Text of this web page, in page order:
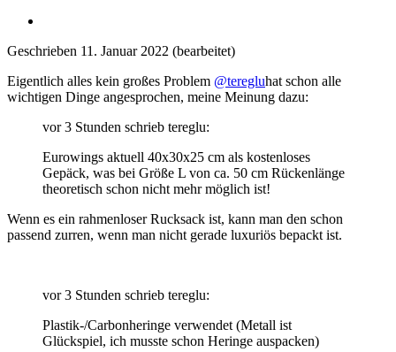
Geschrieben 11. Januar 2022 (bearbeitet)
Eigentlich alles kein großes Problem @teregluhat schon alle
wichtigen Dinge angesprochen, meine Meinung dazu:
vor 3 Stunden schrieb tereglu:
Eurowings aktuell 40x30x25 cm als kostenloses
Gepäck, was bei Größe L von ca. 50 cm Rückenlänge
theoretisch schon nicht mehr möglich ist!
Wenn es ein rahmenloser Rucksack ist, kann man den schon
passend zurren, wenn man nicht gerade luxuriös bepackt ist.
vor 3 Stunden schrieb tereglu:
Plastik-/Carbonheringe verwendet (Metall ist
Glückspiel, ich musste schon Heringe auspacken)